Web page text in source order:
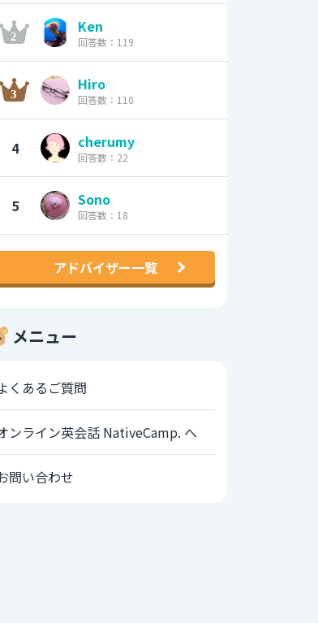
Ken
回答数：119
Hiro
回答数：110
4 cherumy
回答数：22
5 Sono
回答数：18
アドバイザー一覧
メニュー
くあるご質問
ンライン英会話 NativeCamp. へ
問い合わせ